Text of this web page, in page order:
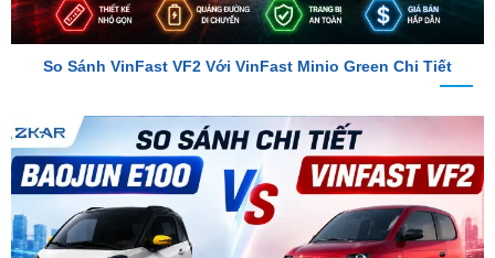
So Sánh VinFast VF2 Với VinFast Minio Green Chi Tiết